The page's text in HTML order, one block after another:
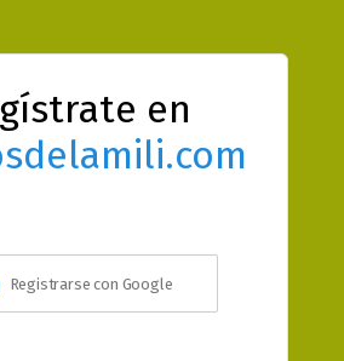
en
Registrarse con Google